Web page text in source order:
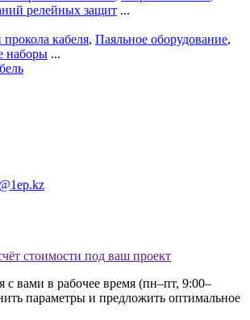
релейных защит ...
прокола кабеля, Паяльное оборудование,
наборы ...
стоимости под ваш проект
с вами в рабочее время (пн–пт, 9:00–
параметры и предложить оптимальное